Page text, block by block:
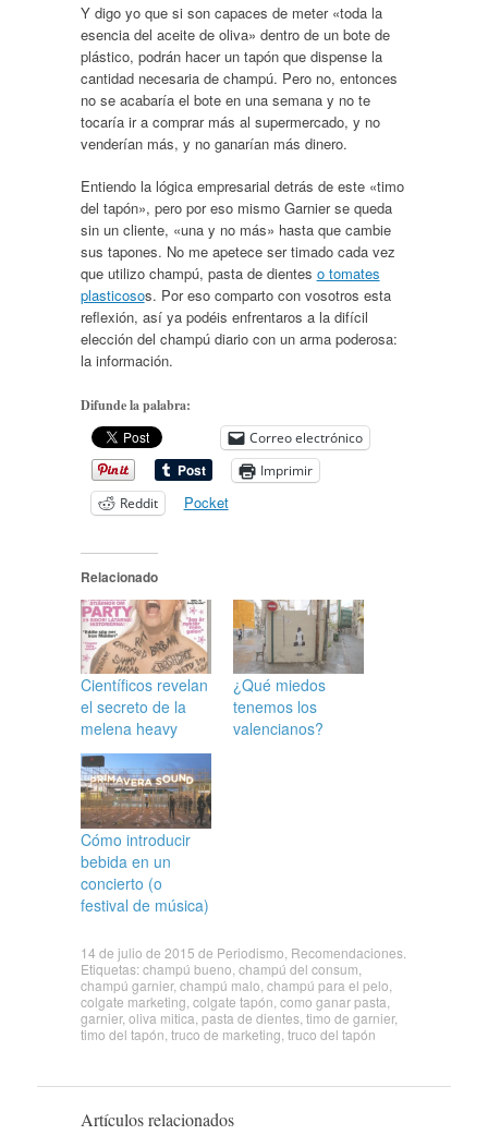
Y digo yo que si son capaces de meter «toda la
esencia del aceite de oliva» dentro de un bote de
plástico, podrán hacer un tapón que dispense la
cantidad necesaria de champú. Pero no, entonces
no se acabaría el bote en una semana y no te
tocaría ir a comprar más al supermercado, y no
venderían más, y no ganarían más dinero.
Entiendo la lógica empresarial detrás de este «timo
del tapón», pero por eso mismo Garnier se queda
sin un cliente, «una y no más» hasta que cambie
sus tapones. No me apetece ser timado cada vez
que utilizo champú, pasta de dientes o tomates
plasticosos. Por eso comparto con vosotros esta
reflexión, así ya podéis enfrentaros a la difícil
elección del champú diario con un arma poderosa:
la información.
Difunde la palabra:
Correo electrónico
Imprimir
Reddit
Pocket
Relacionado
Científicos revelan
el secreto de la
melena heavy
¿Qué miedos
tenemos los
valencianos?
Cómo introducir
bebida en un
concierto (o
festival de música)
14 de julio de 2015 de Periodismo Recomendaciones.
Etiquetas:champú bueno champú del consum
champú garnier, champú malo champú para el pelo
colgate marketing colgate tapón como ganar pasta
garnier, oliva mitica pasta de dientes, timo de garnier,
timo del tapón truco de marketing truco del tapón
Artículos relacionados